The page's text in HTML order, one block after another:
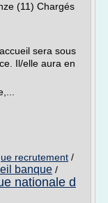
(11) Chargés
sera sous
Il/elle aura en
recrutement /
banque /
nationale d